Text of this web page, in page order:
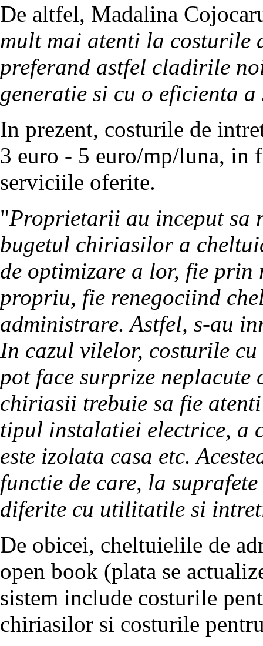
De altfel, Madalina
mult mai atenti la costurile
preferand astfel cladirile
generatie si cu o eficienta
In prezent, costurile de
3 euro - 5 euro/mp/luna, in
serviciile oferite.
"Proprietarii au inceput sa
bugetul chiriasilor a
de optimizare a lor, fie
propriu, fie renegociind
administrare. Astfel, s-au
In cazul vilelor, costurile
pot face surprize
chiriasii trebuie sa fie
tipul instalatiei electrice, a
este izolata casa etc.
functie de care, la
diferite cu utilitatile si
De obicei, cheltuielile de
open book (plata se
sistem include costurile
chiriasilor si costurile